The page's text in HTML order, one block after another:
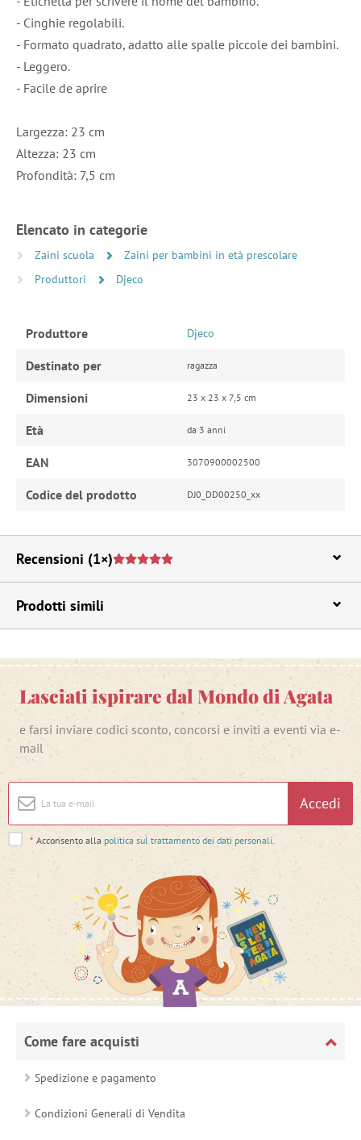
- Cinghie regolabili.
- Formato quadrato, adatto alle spalle piccole dei bambini.
- Leggero.
- Facile de aprire
Largezza: 23 cm
Altezza: 23 cm
Profondità: 7,5 cm
Elencato in categorie
Zaini scuola
Zaini per bambini in età prescolare
Produttori
Djeco
Produttore Djeco
Destinato per ragazza
Dimensioni 23 x 23 x 7,5 cm
Età da 3 anni
EAN 3070900002500
Codice del prodotto DJ0_DD00250_xx
Recensioni (1×)
Prodotti simili
Lasciati ispirare dal Mondo di Agata
e farsi inviare codici sconto, concorsi e inviti a eventi via e-
mail
Accedi
* Acconsento alla politica sul trattamento dei dati personali
Come fare acquisti
Spedizione e pagamento
Condizioni Generali di Vendita